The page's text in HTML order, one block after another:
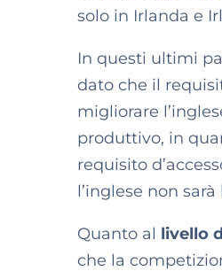
solo in Irlanda e
In questi ultimi
dato che il
migliorare
produttivo, in
requisito
l’inglese non
Quanto al livello
che la